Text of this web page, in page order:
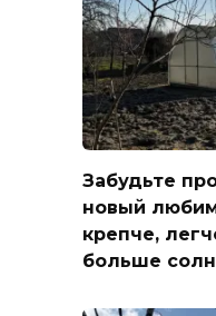
Забудьте
новый
крепче,
больше